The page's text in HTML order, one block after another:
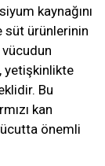
kaynağını
süt ürünlerinin
yetişkinlikte
Bu
kan
önemli